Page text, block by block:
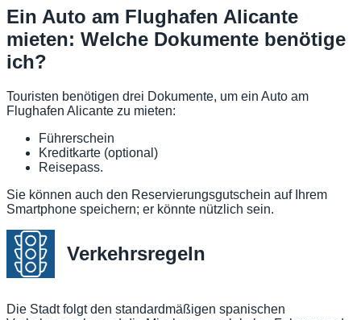
Ein Auto am Flughafen Alicante
mieten: Welche Dokumente benötige
ich?
Touristen benötigen drei Dokumente, um ein Auto am
Flughafen Alicante zu mieten:
Führerschein
Kreditkarte (optional)
Reisepass.
Sie können auch den Reservierungsgutschein auf Ihrem
Smartphone speichern; er könnte nützlich sein.
Verkehrsregeln
Die Stadt folgt den standardmäßigen spanischen